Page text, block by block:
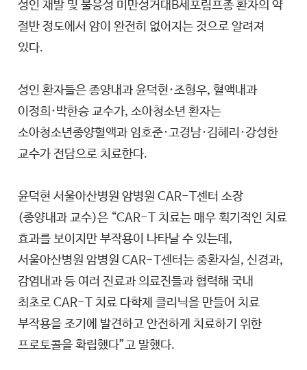
성인 재발 및 불응성 미만성거대B세포림프종 환자의 약
절반 정도에서 암이 완전히 없어지는 것으로 알려져
있다.
성인 환자들은 종양내과 윤덕현·조형우, 혈액내과
이정희·박한승 교수가, 소아청소년 환자는
소아청소년종양혈액과 임호준·고경남·김혜리·강성한
교수가 전담으로 치료한다.
윤덕현 서울아산병원 암병원 CAR-T센터 소장
(종양내과 교수)은 “CAR-T 치료는 매우 획기적인 치료
효과를 보이지만 부작용이 나타날 수 있는데,
서울아산병원 암병원 CAR-T센터는 중환자실, 신경과,
감염내과 등 여러 진료과 의료진들과 협력해 국내
최초로 CAR-T 치료 다학제 클리닉을 만들어 치료
부작용을 조기에 발견하고 안전하게 치료하기 위한
프로토콜을 확립했다”고 말했다.